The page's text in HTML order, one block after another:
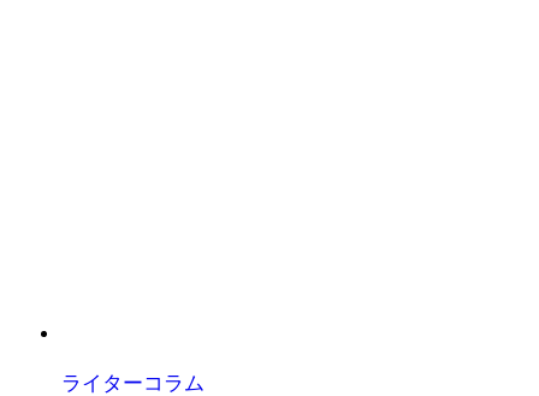
ライターコラム